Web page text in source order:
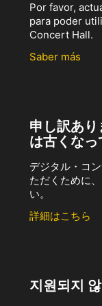
Por favor,
para poder
Concert Hall.
Saber más
申し訳あ
は古くな
デジタル・コ
ただくために
い。
詳細はこちら
지원되지